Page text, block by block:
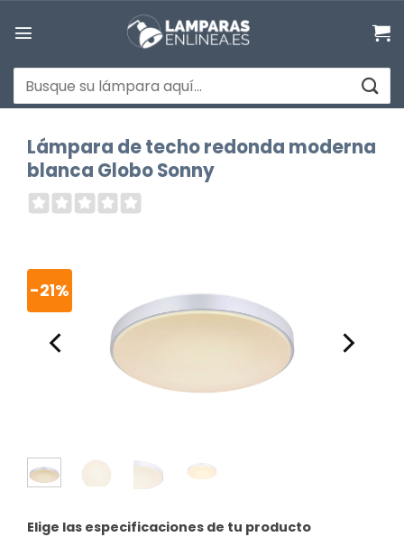
Buscar
por:
Lámpara de techo redonda moderna
blanca Globo Sonny
-21%
Elige las especificaciones de tu producto